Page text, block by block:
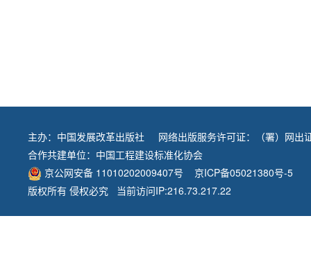
主办： 中国发展改革出版社
网络出版服务许可证：（署）网出
合作共建单位： 中国工程建设标准化协会
京公网安备 11010202009407号
京ICP备05021380号-5
版权所有 侵权必究 当前访问IP:216.73.217.22